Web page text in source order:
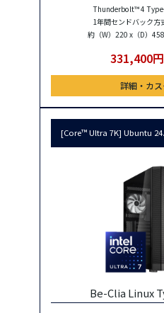
Thunderbolt™ 4
1年間センドバック方
約（W）220 x（D）
331,400円
詳細・カ
[Core™ Ultra 7K] Ubuntu
Be-Clia Linux